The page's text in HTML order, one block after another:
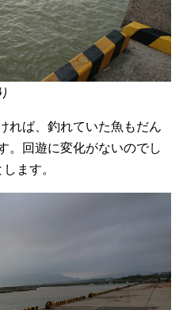
れば、釣れていた魚もだん
。回遊に変化がないのでし
ます。